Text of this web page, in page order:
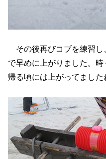
その後再びコブを練習し
で早めに上がりました。時
帰る頃には上がってました